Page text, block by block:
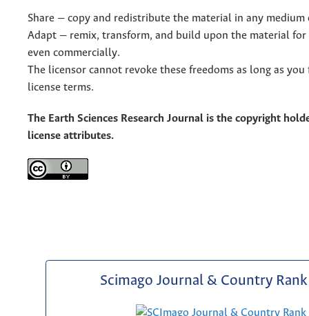
Share — copy and redistribute the material in any
Adapt — remix, transform, and build upon the material for
even commercially.
The licensor cannot revoke these freedoms as long as
license terms.
The Earth Sciences Research Journal is the copyright
license attributes.
Scimago Journal & Country Rank